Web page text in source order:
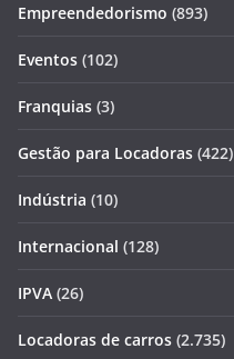
Empreendedorismo (893)
Eventos (102)
Franquias (3)
Gestão para Locadoras (422)
Indústria (10)
Internacional (128)
IPVA (26)
Locadoras de carros (2.735)